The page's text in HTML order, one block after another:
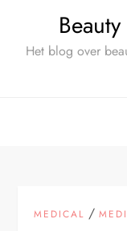
Het blog over
MEDICAL /